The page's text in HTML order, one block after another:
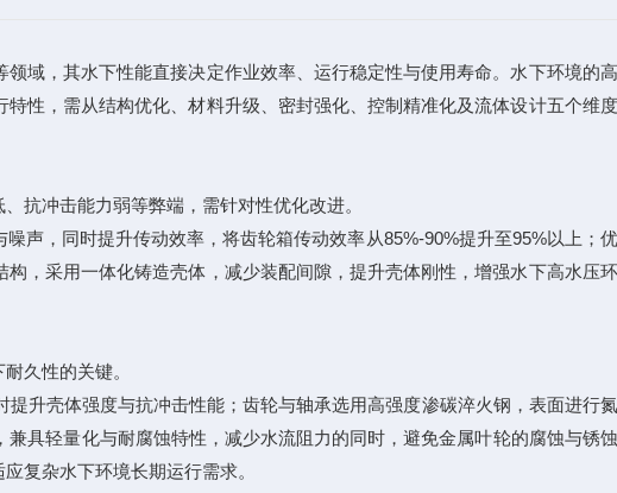
域，其水下性能直接决定作业效率、运行稳定性与使用寿命。水下环境的
性，需从结构优化、材料升级、密封强化、控制精准化及流体设计五个维
冲击能力弱等弊端，需针对性优化改进。
，同时提升传动效率，将齿轮箱传动效率从85%-90%提升至95%以上；
，采用一体化铸造壳体，减少装配间隙，提升壳体刚性，增强水下高水压
久性的关键。
壳体强度与抗冲击性能；齿轮与轴承选用高强度渗碳淬火钢，表面进行
具轻量化与耐腐蚀特性，减少水流阻力的同时，避免金属叶轮的腐蚀与锈
复杂水下环境长期运行需求。